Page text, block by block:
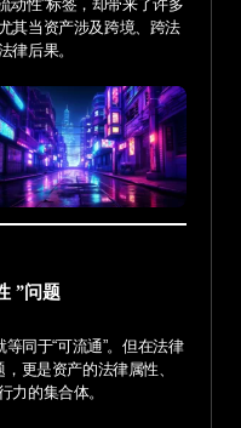
动性”标签，却带来了许多
其当资产涉及跨境、跨法
律后果。
”问题
同于“可流通”。但在法律
更是资产的法律属性、
力的集合体。